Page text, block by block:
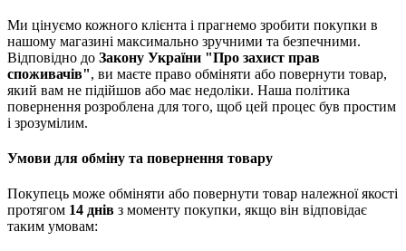
Ми цінуємо кожного клієнта і прагнемо зробити покупки в
нашому магазині максимально зручними та безпечними.
Відповідно до Закону України "Про захист прав
споживачів", ви маєте право обміняти або повернути товар,
який вам не підійшов або має недоліки. Наша політика
повернення розроблена для того, щоб цей процес був простим
і зрозумілим.
Умови для обміну та повернення товару
Покупець може обміняти або повернути товар належної якості
протягом 14 днів з моменту покупки, якщо він відповідає
таким умовам: